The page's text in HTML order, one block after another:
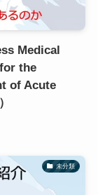
Medical
the
of Acute
未分類